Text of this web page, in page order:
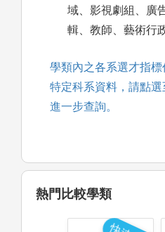
域、影視劇組、廣
輯、教師、藝術行
學類內之各系選才指
特定科系資料，請點
進一步查詢。
熱門比較學類